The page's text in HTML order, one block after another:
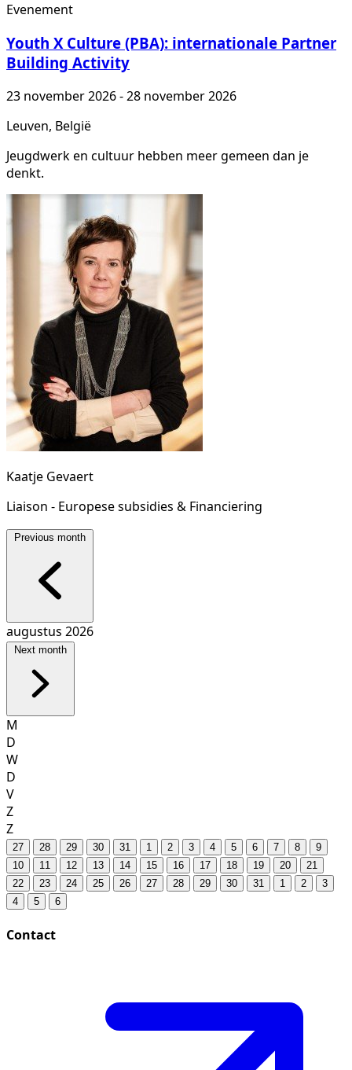
Evenement
Youth X Culture (PBA): internationale Partner
Building Activity
23 november 2026 - 28 november 2026
Leuven, België
Jeugdwerk en cultuur hebben meer gemeen dan je
denkt.
Kaatje Gevaert
Liaison - Europese subsidies & Financiering
Previous month
augustus 2026
Next month
M
D
W
D
V
Z
Z
27 28 29 30 31 1 2 3 4 5 6 7 8
9
10
11 12 13 14 15 16 17 18 19 20
21
22
23 24 25 26 27 28 29 30 31 1 2
3
4
5 6
Contact